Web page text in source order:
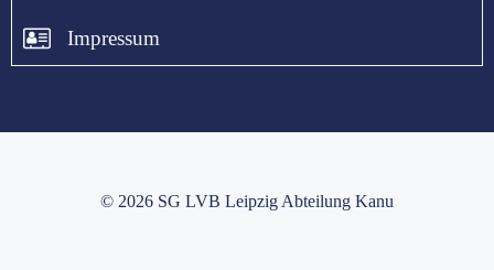
Impressum
© 2026 SG LVB Leipzig Abteilung Kanu